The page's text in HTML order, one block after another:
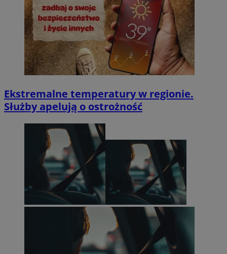
Ekstremalne temperatury w regionie.
Służby apelują o ostrożność